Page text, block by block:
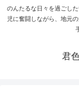
のんたるな日々を過ごし
児に奮闘しながら、地元
君